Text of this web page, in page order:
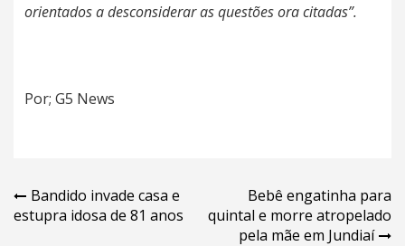
orientados a desconsiderar as questões ora citadas”.
Por; G5 News
Navegação
de
Bandido invade casa e
estupra idosa de 81 anos
Bebê engatinha para
quintal e morre atropelado
pela mãe em Jundiaí